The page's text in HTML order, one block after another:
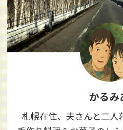
かるみ
札幌在住、夫さんと二人